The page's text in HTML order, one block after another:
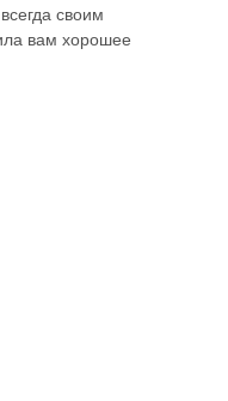
своим
вам хорошее